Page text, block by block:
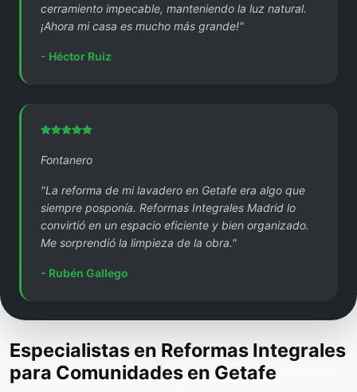
cerramiento impecable, manteniendo la luz natural.
¡Ahora mi casa es mucho más grande!"
- Héctor Ruiz
Fontanero
"La reforma de mi lavadero en Getafe era algo que
siempre posponía. Reformas Integrales Madrid lo
convirtió en un espacio eficiente y bien organizado.
Me sorprendió la limpieza de la obra."
- Rubén Gallego
Especialistas en Reformas Integrales
para Comunidades en Getafe